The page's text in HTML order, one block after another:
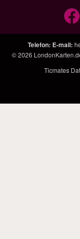
Telefon: E-mail:
© 2026
Ticmates